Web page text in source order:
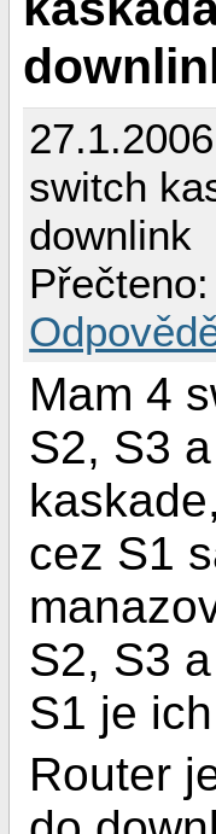
switch
downlink
Mam 4
S2, S3
cez S1
S2, S3
S1 je
Router